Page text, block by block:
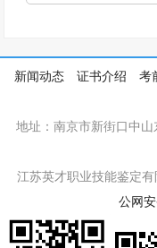
新闻动态 证书介绍 考
地址：南京市新街口中
江苏英才职业技能鉴定
公网